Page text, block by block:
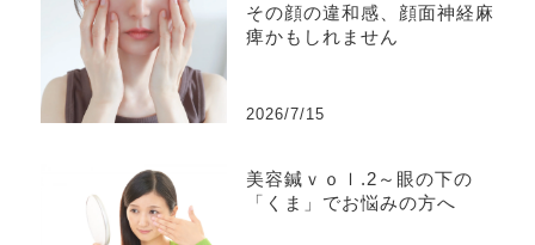
その顔の違和感、顔面神経麻
痺かもしれません
2026/7/15
美容鍼ｖｏｌ.2～眼の下の
「くま」でお悩みの方へ